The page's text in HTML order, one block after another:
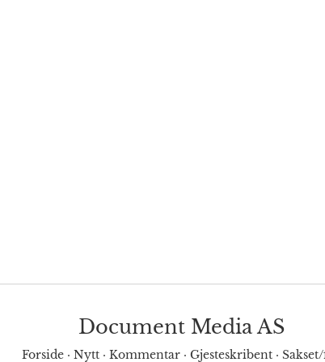
Document Media AS
Forside · Nytt · Kommentar · Gjesteskribent ·